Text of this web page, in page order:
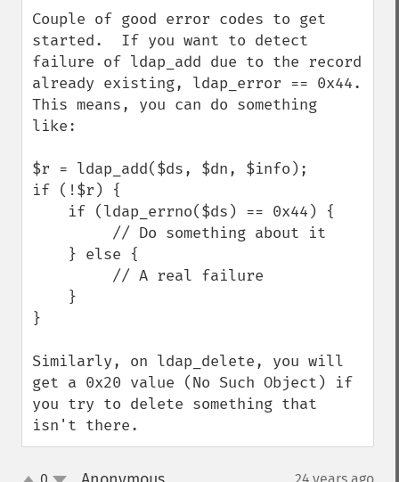
Couple of good error codes to get
started.  If you want to detect
failure of ldap_add due to the record
already existing, ldap_error == 0x44.
This means, you can do something
like:
$r = ldap_add($ds, $dn, $info);
if (!$r) {
}
Similarly, on ldap_delete, you will
get a 0x20 value (No Such Object) if
you try to delete something that
isn't there.